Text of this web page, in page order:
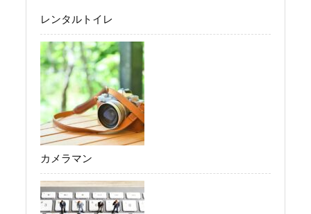
レンタルトイレ
カメラマン